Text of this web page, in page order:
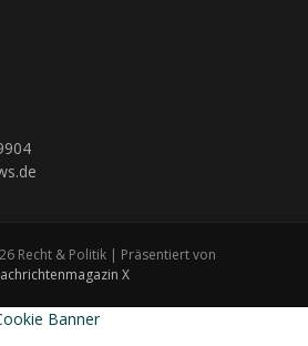
Recht & Politik | Präsentiert von
X
Banner